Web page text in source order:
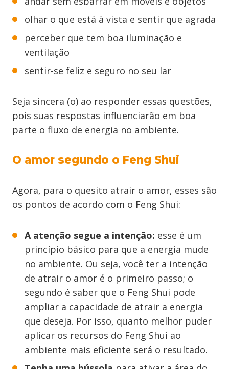
olhar o que está à vista e sentir que agrada
perceber que tem boa iluminação e
ventilação
sentir-se feliz e seguro no seu lar
Seja sincera (o) ao responder essas questões,
pois suas respostas influenciarão em boa
parte o fluxo de energia no ambiente.
O amor segundo o Feng Shui
Agora, para o quesito atrair o amor, esses são
os pontos de acordo com o Feng Shui:
A atenção segue a intenção: esse é um
princípio básico para que a energia mude
no ambiente. Ou seja, você ter a intenção
de atrair o amor é o primeiro passo; o
segundo é saber que o Feng Shui pode
ampliar a capacidade de atrair a energia
que deseja. Por isso, quanto melhor puder
aplicar os recursos do Feng Shui ao
ambiente mais eficiente será o resultado.